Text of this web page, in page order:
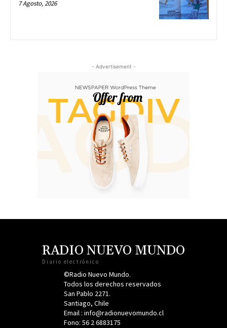
7 Agosto, 2026
- Advertisement -
RADIO NUEVO MUNDO
Diario electrónico
©Radio Nuevo Mundo.
Todos los derechos reservados
San Pablo 2271.
Santiago, Chile
Email : info@radionuevomundo.cl
Fono: 56 2 6883175